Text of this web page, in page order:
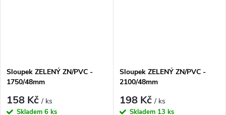
Sloupek ZELENÝ ZN/PVC -
1750/48mm
158 Kč/ ks
Skladem 6 ks
Sloupek ZELENÝ ZN/PVC -
2100/48mm
198 Kč/ ks
Skladem 13 ks